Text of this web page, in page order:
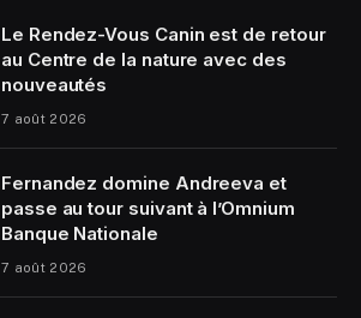
Le Rendez-Vous Canin est de retour
au Centre de la nature avec des
nouveautés
7 août 2026
Fernandez domine Andreeva et
passe au tour suivant à l’Omnium
Banque Nationale
7 août 2026